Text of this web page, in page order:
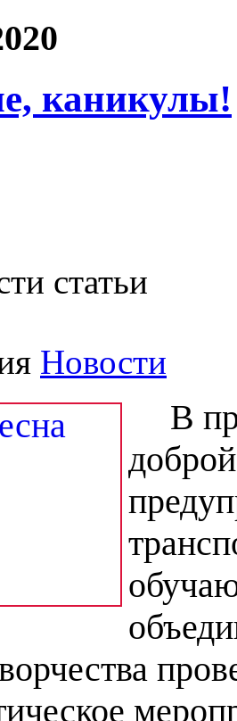
каникулы!
статьи
Новости
В